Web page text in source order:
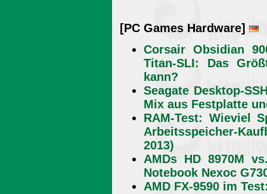
[PC Games Hardware]
Corsair Obsidian
Titan-SLI: Das
kann?
Seagate Desktop-
Mix aus Festplatte
RAM-Test: Wieviel
Arbeitsspeicher-
2013)
AMDs HD 8970M
Notebook Nexoc
AMD FX-9590 im